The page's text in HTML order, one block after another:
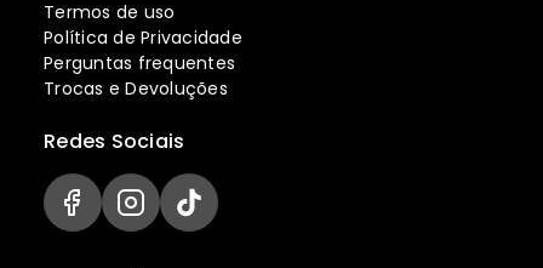
Termos de uso
Política de Privacidade
Perguntas frequentes
Trocas e Devoluções
Redes Sociais